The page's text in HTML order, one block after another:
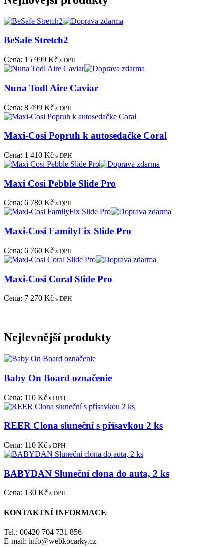
BeSafe Stretch2
Cena: 15 999 Kč s DPH
Nuna Todl Aire Caviar
Cena: 8 499 Kč s DPH
Maxi-Cosi Popruh k autosedačke Coral
Cena: 1 410 Kč s DPH
Maxi Cosi Pebble Slide Pro
Cena: 6 780 Kč s DPH
Maxi-Cosi FamilyFix Slide Pro
Cena: 6 760 Kč s DPH
Maxi-Cosi Coral Slide Pro
Cena: 7 270 Kč s DPH
Nejlevnější produkty
Baby On Board označenie
Cena: 110 Kč s DPH
REER Clona sluneční s přísavkou 2 ks
Cena: 110 Kč s DPH
BABYDAN Sluneční clona do auta, 2 ks
Cena: 130 Kč s DPH
KONTAKTNÍ INFORMACE
Tel.: 00420 704 731 856
E-mail: info@webkocarky.cz